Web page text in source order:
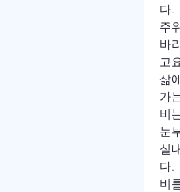
다.
주
바
고
삶
가
비
눈
실
다.
비